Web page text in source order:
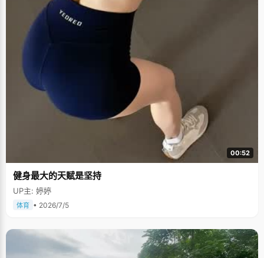
00:52
健身最大的天赋是坚持
UP主: 婷婷
体育 • 2026/7/5